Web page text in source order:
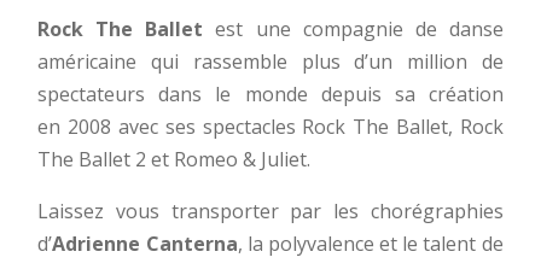
Rock The Balletest une compagnie de danse
américaine qui rassemble plus d’un million de
spectateurs dans le monde depuis sa création
en 2008 avec ses spectacles Rock The Ballet, Rock
The Ballet 2 et Romeo & Juliet.
Laissez vous transporter par les chorégraphies
d’Adrienne Canterna, la polyvalence et le talent de